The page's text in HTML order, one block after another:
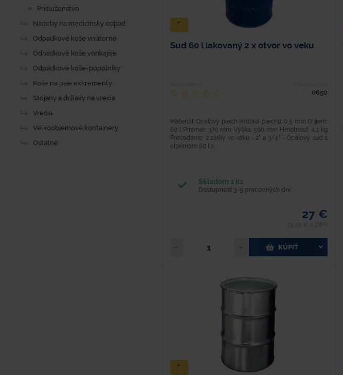
Sud 60 l lakovaný 2 x otvor vo veku
0650
Materiál: Oceľový plech Hrúbka plechu: 0,5 mm Objem:
60 l Priemer: 370 mm Výška: 590 mm Hmotnosť: 4,1 kg
Prevedenie: 2 zátky vo veku - 2" a 3/4" - Oceľový sud s
objemom 60 l s...
Skladom 1 ks
Dostupnosť 3-5 pracovných dní
27 €
KÚPIŤ
Príslušenstvo
Nádoby na medicínsky odpad
Odpadkové koše vnútorné
Odpadkové koše vonkajšie
Odpadkové koše-popolníky
Koše na psie exkrementy
Stojany a držiaky na vrecia
Vrecia
Veľkoobjemové kontajnery
Ostatné